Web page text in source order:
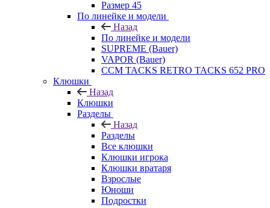
Размер 45
По линейке и модели
Назад
По линейке и модели
SUPREME (Bauer)
VAPOR (Bauer)
CCM TACKS RETRO TACKS 652 PRO
Клюшки
Назад
Клюшки
Разделы
Назад
Разделы
Все клюшки
Клюшки игрока
Клюшки вратаря
Взрослые
Юноши
Подростки